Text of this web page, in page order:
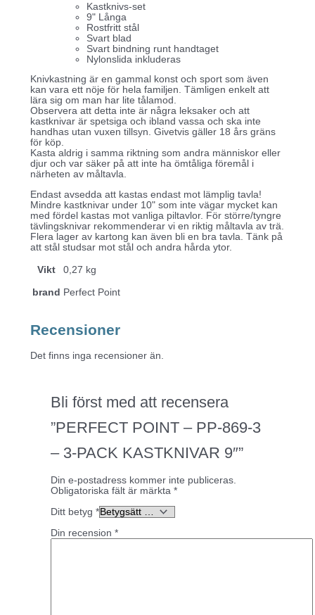
Kastknivs-set
9" Långa
Rostfritt stål
Svart blad
Svart bindning runt handtaget
Nylonslida inkluderas
Knivkastning är en gammal konst och sport som även
kan vara ett nöje för hela familjen. Tämligen enkelt att
lära sig om man har lite tålamod.
Observera att detta inte är några leksaker och att
kastknivar är spetsiga och ibland vassa och ska inte
handhas utan vuxen tillsyn. Givetvis gäller 18 års gräns
för köp.
Kasta aldrig i samma riktning som andra människor eller
djur och var säker på att inte ha ömtåliga föremål i
närheten av måltavla.
Endast avsedda att kastas endast mot lämplig tavla!
Mindre kastknivar under 10" som inte vägar mycket kan
med fördel kastas mot vanliga piltavlor. För större/tyngre
tävlingsknivar rekommenderar vi en riktig måltavla av trä.
Flera lager av kartong kan även bli en bra tavla. Tänk på
att stål studsar mot stål och andra hårda ytor.
Vikt 0,27 kg
brand Perfect Point
Recensioner
Det finns inga recensioner än.
Bli först med att recensera
”PERFECT POINT – PP-869-3
– 3-PACK KASTKNIVAR 9″”
Din e-postadress kommer inte publiceras.
Obligatoriska fält är märkta *
Ditt betyg *
Din recension *